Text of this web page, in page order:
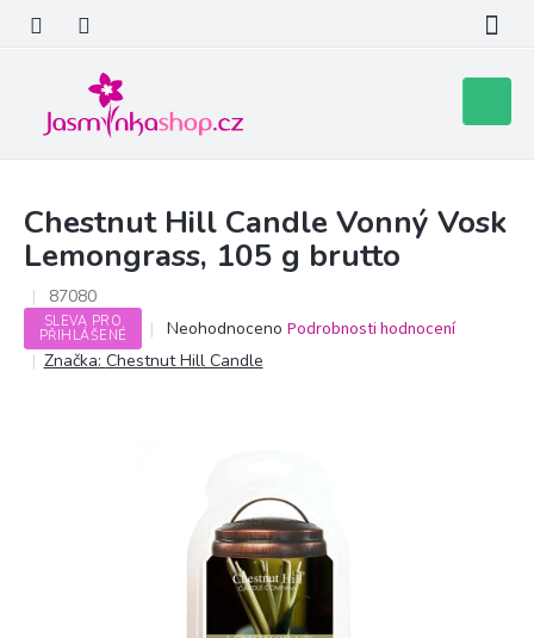
obsah
košík
Chestnut Hill Candle Vonný Vosk
Lemongrass, 105 g brutto
87080
SLEVA PRO
PŘIHLÁŠENÉ
Průměrné
hodnocení
produktu
Neohodnoceno Podrobnosti hodnocení
Značka: Chestnut Hill Candle